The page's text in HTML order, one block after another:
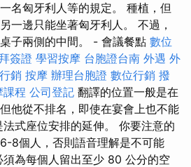
名匈牙利人等的規定。 種植，但
一邊只能坐著匈牙利人。 不過，
子兩側的中間。 - 會議餐點 數位
簽證 學習按摩 台胞證台南 外遇 外
銷 按摩 辦理台胞證 數位行銷 撥
課程 公司登記 翻譯的位置一般是在
他從不排名，即使在宴會上也不能
式座位安排的延伸。 你要注意的
8個人，否則語音理解是不可能
為每個人留出至少 80 公分的空